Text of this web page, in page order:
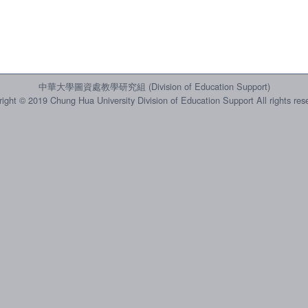
中華大學圖資處教學研究組 (Division of Education Support)
© 2019 Chung Hua University Division of Education Support All rights